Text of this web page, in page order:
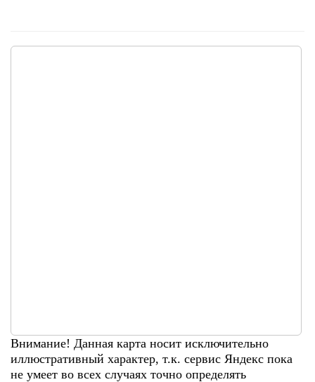
Внимание! Данная карта носит исключительно
иллюстративный характер, т.к. сервис Яндекс пока
не умеет во всех случаях точно определять